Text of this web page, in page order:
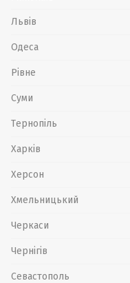
Львів
Одеса
Рівне
Суми
Тернопіль
Харків
Херсон
Хмельницький
Черкаси
Чернігів
Севастополь